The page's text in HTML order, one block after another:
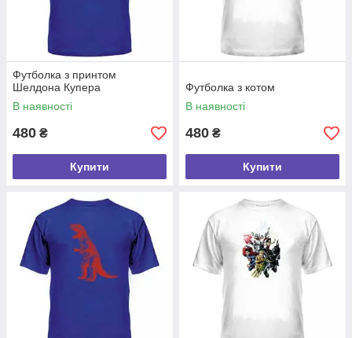
Футболка з принтом
Шелдона Купера
В наявності
480 ₴
Купити
Футболка з котом
В наявності
480 ₴
Купити